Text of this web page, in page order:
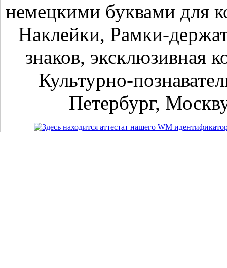
немецкими буквами для
Наклейки, Рамки-
знаков, эксклюзивная
Культурно-
Петербург,